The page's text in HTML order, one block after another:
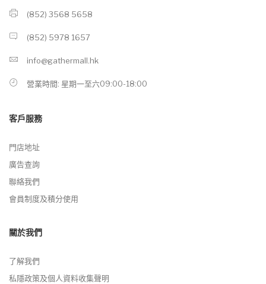
(852) 3568 5658
(852) 5978 1657
info@gathermall.hk
營業時間: 星期一至六09:00-18:00
客戶服務
門店地址
廣告查詢
聯絡我們
會員制度及積分使用
關於我們
了解我們
私隱政策及個人資料收集聲明